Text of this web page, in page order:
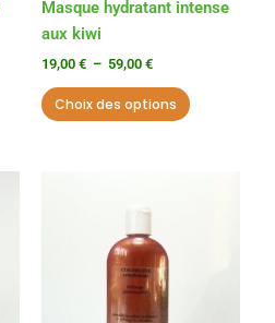
Masque hydratant intense
aux kiwi
19,00 € – 59,00 €
Choix des options
choisies
sur
la
page
du
à
80,00 €
plusieurs
variations.